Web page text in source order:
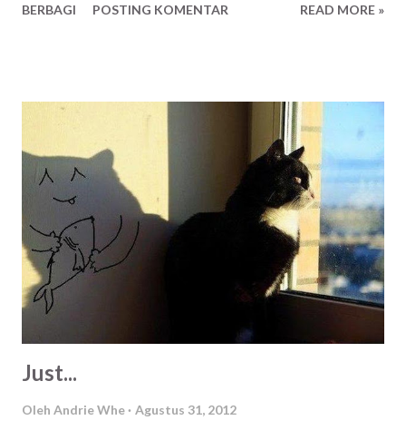
lebih tiga jam. Untungnya, tanpa direncanakan dan sudah
seperti Penelope. Semingguan ini saya diingatkan lagi
tentang makna pernikahan, apa itu ikatan. Baik dari internal
maupun eksternal. Ada yang baru saja ditinggal meninggal.
Ada yang baru memulai perjalanan. Ada yang sedang lucu-
lucunya merawat anak titipan Tuhan. Ada yang berpisah
karena ternyata berbeda tujuan. Ada juga yang baru memulai
dari awal setelah berpisah, lalu bersama dengan jiwa yang
baru dikenal. Ada juga yang masih dalam tahap penantian.
BERBAGI POSTING KOMENTAR READ MORE »
Just...
Oleh Andrie Whe Agustus 31, 2012